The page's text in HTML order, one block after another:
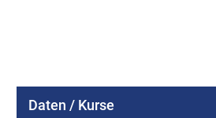
Daten / Kurse